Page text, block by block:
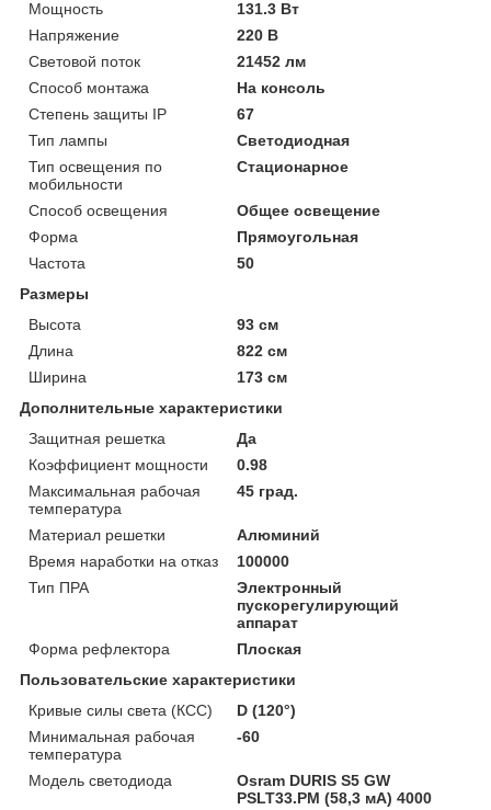
Мощность
131.3 Вт
Напряжение
220 В
Световой поток
21452 лм
Способ монтажа
На консоль
Степень защиты IP
67
Тип лампы
Светодиодная
Тип освещения по
мобильности
Стационарное
Способ освещения
Общее освещение
Форма
Прямоугольная
Частота
50
Размеры
Высота
93 см
Длина
822 см
Ширина
173 см
Дополнительные характеристики
Защитная решетка
Да
Коэффициент мощности
0.98
Максимальная рабочая
температура
45 град.
Материал решетки
Алюминий
Время наработки на отказ
100000
Тип ПРА
Электронный
пускорегулирующий
аппарат
Форма рефлектора
Плоская
Пользовательские характеристики
Кривые силы света (КСС)
D (120°)
Минимальная рабочая
температура
-60
Модель светодиода
Osram DURIS S5 GW
PSLT33.PM (58,3 мА) 4000